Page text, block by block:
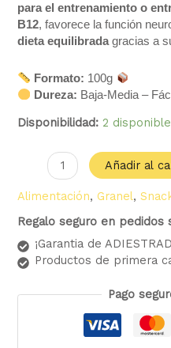
para el entrenamiento o
B12, favorece la función
dieta equilibradagracias a
Formato: 100g
Dureza: Baja-Media –
Disponibilidad: 2
Añadir al
Alimentación, Granel,
Regalo seguro en pedidos
¡Garantia de
Productos de primera
Pago